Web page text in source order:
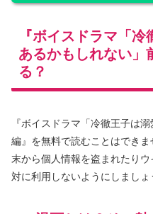
『ボイスドラマ「
あるかもしれない」
る？
『ボイスドラマ「冷徹王子は
編』を無料で読むことはでき
末から個人情報を盗まれたり
対に利用しないようにしましょ